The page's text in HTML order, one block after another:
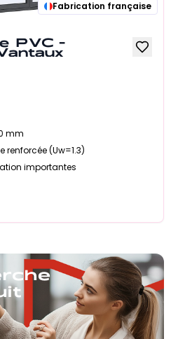
Fabrication française
PVC -
mm
renforcée (Uw=1.3)
importantes